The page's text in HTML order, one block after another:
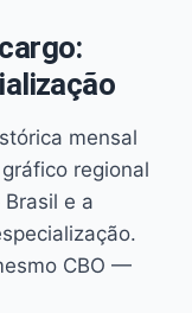
mensal
regional
e a
CBO —